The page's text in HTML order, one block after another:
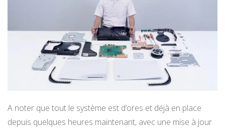
A noter que tout le système est d’ores et déjà en place
depuis quelques heures maintenant, avec une mise à jour